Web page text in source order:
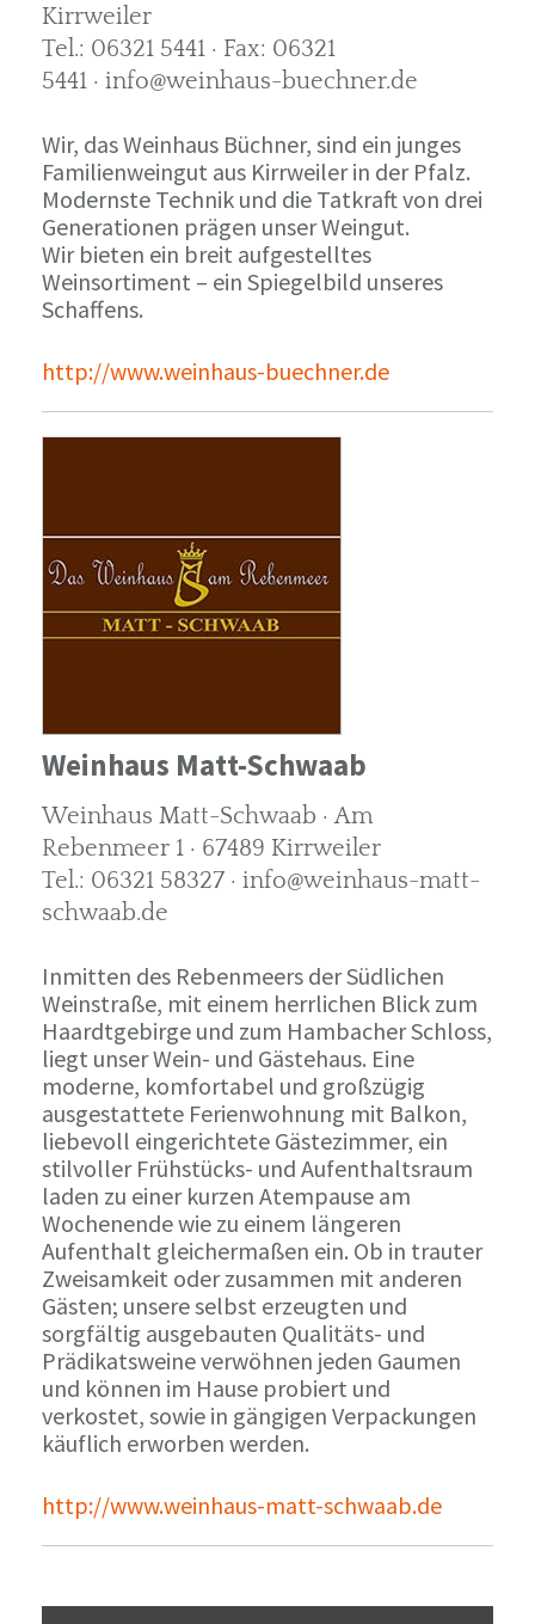
Kirrweiler
Tel.: 06321 5441 · Fax: 06321
5441 · info@weinhaus-buechner.de
Wir, das Weinhaus Büchner, sind ein junges
Familienweingut aus Kirrweiler in der Pfalz.
Modernste Technik und die Tatkraft von drei
Generationen prägen unser Weingut.
Wir bieten ein breit aufgestelltes
Weinsortiment – ein Spiegelbild unseres
Schaffens.
http://www.weinhaus-buechner.de
Weinhaus Matt-Schwaab
Weinhaus Matt-Schwaab · Am
Rebenmeer 1 · 67489 Kirrweiler
Tel.: 06321 58327 · info@weinhaus-matt-
schwaab.de
Inmitten des Rebenmeers der Südlichen
Weinstraße, mit einem herrlichen Blick zum
Haardtgebirge und zum Hambacher Schloss,
liegt unser Wein- und Gästehaus. Eine
moderne, komfortabel und großzügig
ausgestattete Ferienwohnung mit Balkon,
liebevoll eingerichtete Gästezimmer, ein
stilvoller Frühstücks- und Aufenthaltsraum
laden zu einer kurzen Atempause am
Wochenende wie zu einem längeren
Aufenthalt gleichermaßen ein. Ob in trauter
Zweisamkeit oder zusammen mit anderen
Gästen; unsere selbst erzeugten und
sorgfältig ausgebauten Qualitäts- und
Prädikatsweine verwöhnen jeden Gaumen
und können im Hause probiert und
verkostet, sowie in gängigen Verpackungen
käuflich erworben werden.
http://www.weinhaus-matt-schwaab.de